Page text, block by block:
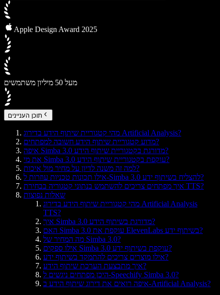
Apple Design Award 2025
מעל 50 מיליון משתמשים
תוכן העניינים
מהי קטגוריית שיתוף הידע בדירוג Artificial Analysis?
מדוע קטגוריית שיתוף הידע חשובה למפתחים?
איפה Simba 3.0 מדורגת בקטגוריית שיתוף הידע?
את מי Simba 3.0 עוקפת בקטגוריית שיתוף הידע?
למה זה משנה לדיון על מחיר מול איכות?
אילו תכונות טכניות עוזרות ל-Simba 3.0 להצליח בשיתוף ידע?
איך מפתחים צריכים להשתמש בנתוני קטגוריה בבחירת TTS?
שאלות נפוצות
מהי קטגוריית שיתוף הידע בדירוג Artificial Analysis
TTS?
איך Simba 3.0 מדורגת בשיתוף הידע?
האם Simba 3.0 עוקפת את ElevenLabs בשיתוף ידע?
מה המחיר של Simba 3.0?
אילו ספקים Simba 3.0 עוקפת בשיתוף ידע?
אילו מוצרים צריכים להתמקד בשיתוף ידע?
איך מתבצעת הערכת שיתוף הידע?
היכן מפתחים ניגשים ל-Speechify Simba 3.0?
איפה רואים את דירוג שיתוף הידע ב-Artificial Analysis?